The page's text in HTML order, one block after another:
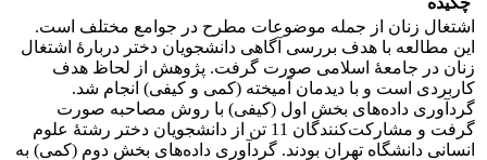
اشتغال زنان از جمله موضوعات مطرح در جوامع مختلف است.
این مطالعه با هدف بررسی آگاهی دانشجویان دختر دربارۀ اشتغال
زنان در جامعۀ اسلامی صورت گرفت. پژوهش از لحاظ هدف
کاربردی است و با دیدمان آمیخته (کمی و کیفی) انجام شد.
گردآوری داده‌های بخش اول (کیفی) با روش مصاحبه صورت
گرفت و مشارکت‌کنندگان 11 تن از دانشجویان دختر رشتۀ علوم
انسانی دانشگاه تهران بودند. گردآوری داده‌های بخش دوم (کمی) به